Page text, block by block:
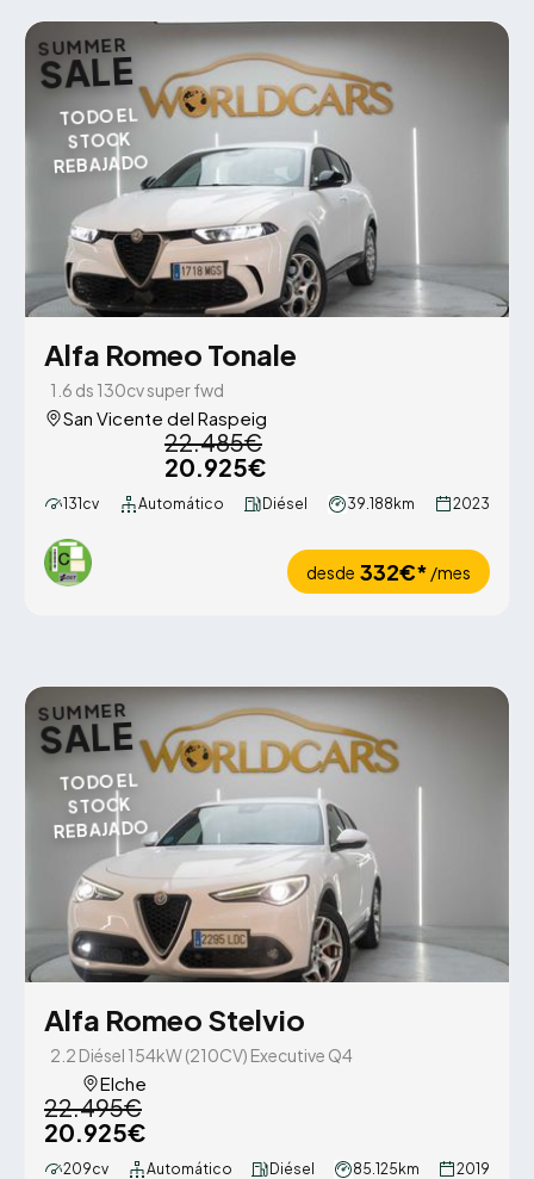
SUMMER
SALE
TODO EL
STOCK
REBAJADO
Alfa Romeo Tonale
1.6 ds 130cv super fwd
San Vicente del Raspeig
22.485€
20.925€
131cv Automático Diésel 39.188km 2023
desde 332€* /mes
SUMMER
SALE
TODO EL
STOCK
REBAJADO
Alfa Romeo Stelvio
2.2 Diésel 154kW (210CV) Executive Q4
Elche
22.495€
20.925€
209cv Automático Diésel 85.125km 2019